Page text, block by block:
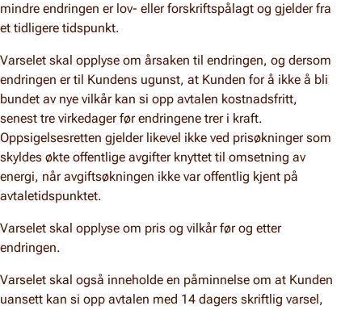
mindre endringen er lov- eller forskriftspålagt og gjelder fra
et tidligere tidspunkt.
Varselet skal opplyse om årsaken til endringen, og dersom
endringen er til Kundens ugunst, at Kunden for å ikke å bli
bundet av nye vilkår kan si opp avtalen kostnadsfritt,
senest tre virkedager før endringene trer i kraft.
Oppsigelsesretten gjelder likevel ikke ved prisøkninger som
skyldes økte offentlige avgifter knyttet til omsetning av
energi, når avgiftsøkningen ikke var offentlig kjent på
avtaletidspunktet.
Varselet skal opplyse om pris og vilkår før og etter
endringen.
Varselet skal også inneholde en påminnelse om at Kunden
uansett kan si opp avtalen med 14 dagers skriftlig varsel,